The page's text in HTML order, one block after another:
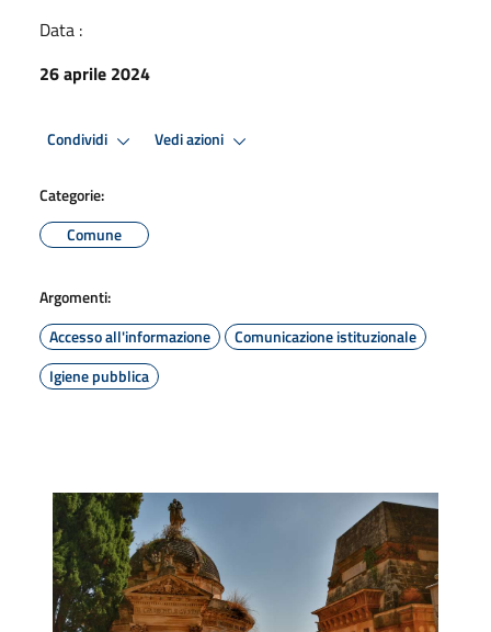
Data :
26 aprile 2024
Condividi Vedi azioni
Categorie:
Comune
Argomenti:
Accesso all'informazione
Comunicazione istituzionale
Igiene pubblica